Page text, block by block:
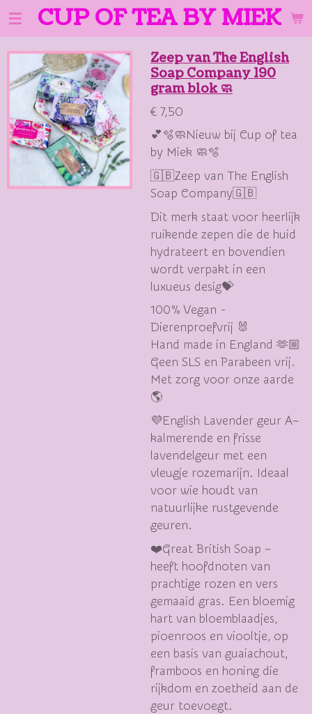
Ga
naar
hoofdinhoud
CUP OF TEA BY MIEK
Zeep van The English
Soap Company 190
gram blok 🧼
€ 7,50
💕🫧🧼Nieuw bij Cup of tea
by Miek 🧼🫧
🇬🇧Zeep van The English
Soap Company🇬🇧
Dit merk staat voor heerlijk
ruikende zepen die de huid
hydrateert en bovendien
wordt verpakt in een
luxueus desig💝
100% Vegan -
Dierenproefvrij 🐰
Hand made in England 🫶🏼
Geen SLS en Parabeen vrij.
Met zorg voor onze aarde
🌎
💜English Lavender geur A~
kalmerende en frisse
lavendelgeur met een
vleugje rozemarijn. Ideaal
voor wie houdt van
natuurlijke rustgevende
geuren.
❤️Great British Soap ~
heeft hoofdnoten van
prachtige rozen en vers
gemaaid gras. Een bloemig
hart van bloemblaadjes,
pioenroos en viooltje, op
een basis van guaiachout,
framboos en honing die
rijkdom en zoetheid aan de
geur toevoegt.